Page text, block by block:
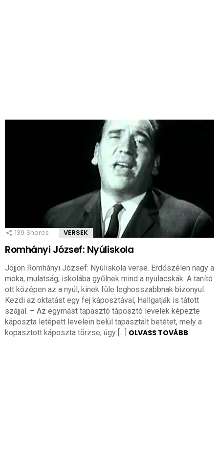
139 Shares VERSEK
Romhányi József: Nyúliskola
Jöjjön Romhányi József: Nyúliskola verse. Erdőszélen nagy a
móka, mulatság, iskolába gyűlnek mind a nyulacskák. A tanító
ott középen az a nyúl, kinek füle leghosszabbnak bizonyul.
Kezdi az oktatást egy fej káposztával, Hallgatják is tátott
szájjal. – Az egymást tapasztó táposztó levelek képezte
káposzta letépett levelein belül tapasztalt betétet, mely a
kopasztott káposzta törzse, úgy […] OLVASS TOVÁBB